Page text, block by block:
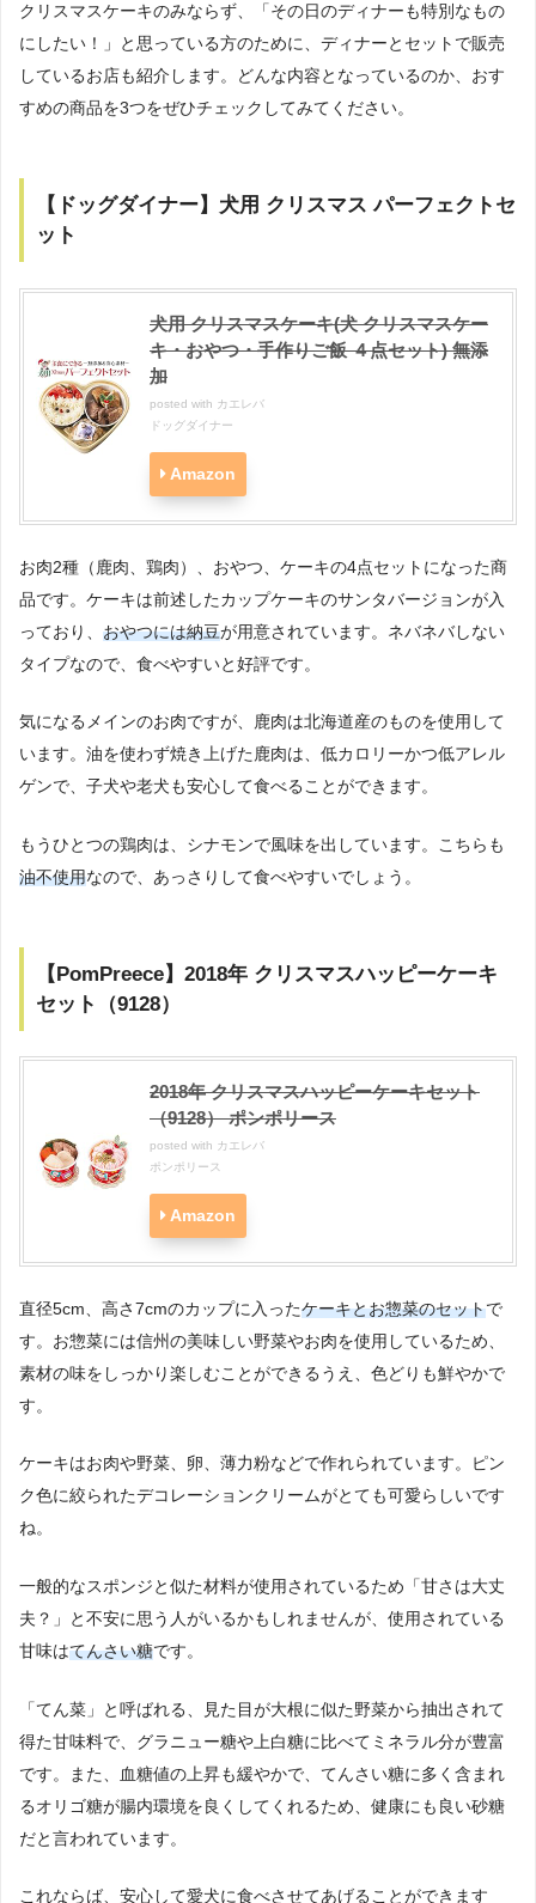
クリスマスケーキのみならず、「その日のディナーも特別なもの
にしたい！」と思っている方のために、ディナーとセットで販売
しているお店も紹介します。どんな内容となっているのか、おす
すめの商品を3つをぜひチェックしてみてください。
【ドッグダイナー】犬用 クリスマス パーフェクトセ
ット
犬用 クリスマスケーキ(犬 クリスマスケー
キ・おやつ・手作りご飯 ４点セット) 無添
加
posted with カエレバ
ドッグダイナー
Amazon
お肉2種（鹿肉、鶏肉）、おやつ、ケーキの4点セットになった商
品です。ケーキは前述したカップケーキのサンタバージョンが入
っており、 おやつには納豆が用意されています。ネバネバしない
タイプなので、食べやすいと好評です。
気になるメインのお肉ですが、鹿肉は北海道産のものを使用して
います。油を使わず焼き上げた鹿肉は、低カロリーかつ低アレル
ゲンで、子犬や老犬も安心して食べることができます。
もうひとつの鶏肉は、シナモンで風味を出しています。こちらも
油不使用なので、あっさりして食べやすいでしょう。
【PomPreece】2018年 クリスマスハッピーケーキ
セット（9128）
2018年 クリスマスハッピーケーキセット
（9128） ポンポリース
posted with カエレバ
ポンポリース
Amazon
直径5cm、高さ7cmのカップに入ったケーキとお惣菜のセットで
す。お惣菜には信州の美味しい野菜やお肉を使用しているため、
素材の味をしっかり楽しむことができるうえ、色どりも鮮やかで
す。
ケーキはお肉や野菜、卵、薄力粉などで作れられています。ピン
ク色に絞られたデコレーションクリームがとても可愛らしいです
ね。
一般的なスポンジと似た材料が使用されているため「甘さは大丈
夫？」と不安に思う人がいるかもしれませんが、使用されている
甘味はてんさい糖です。
「てん菜」と呼ばれる、見た目が大根に似た野菜から抽出されて
得た甘味料で、グラニュー糖や上白糖に比べてミネラル分が豊富
です。また、血糖値の上昇も緩やかで、てんさい糖に多く含まれ
るオリゴ糖が腸内環境を良くしてくれるため、健康にも良い砂糖
だと言われています。
これならば、安心して愛犬に食べさせてあげることができます